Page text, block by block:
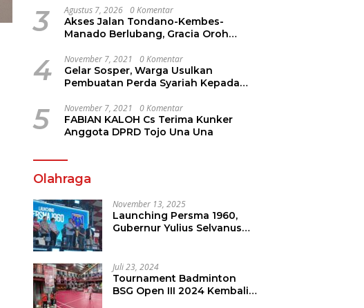
3 Agustus 7, 2026 0 Komentar
Akses Jalan Tondano-Kembes-
Manado Berlubang, Gracia Oroh
4 November 7, 2021 0 Komentar
Gelar Sosper, Warga Usulkan
Pembuatan Perda Syariah Kepada
5 November 7, 2021 0 Komentar
FABIAN KALOH Cs Terima Kunker
Anggota DPRD Tojo Una Una
Olahraga
November 13, 2025
Launching Persma 1960,
Gubernur Yulius Selvanus
Melambai
Juli 23, 2024
Tournament Badminton
BSG Open III 2024 Kembali